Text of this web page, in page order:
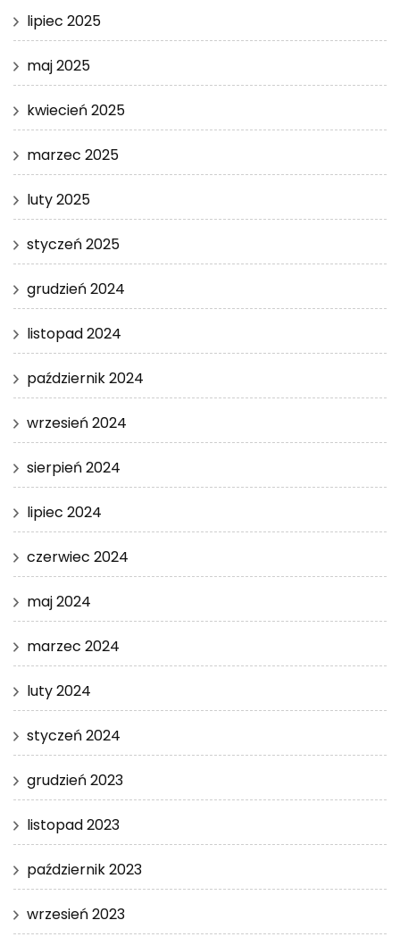
lipiec 2025
maj 2025
kwiecień 2025
marzec 2025
luty 2025
styczeń 2025
grudzień 2024
listopad 2024
październik 2024
wrzesień 2024
sierpień 2024
lipiec 2024
czerwiec 2024
maj 2024
marzec 2024
luty 2024
styczeń 2024
grudzień 2023
listopad 2023
październik 2023
wrzesień 2023